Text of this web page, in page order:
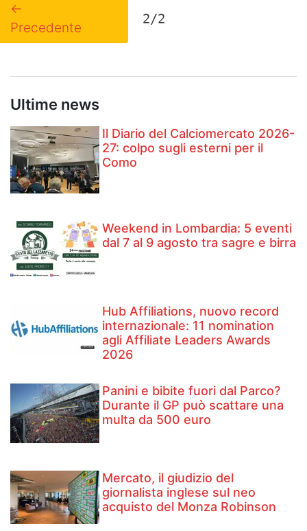
←
Precedente
2/2
Ultime news
Il Diario del Calciomercato 2026-
27: colpo sugli esterni per il
Como
Weekend in Lombardia: 5 eventi
dal 7 al 9 agosto tra sagre e birra
Hub Affiliations, nuovo record
internazionale: 11 nomination
agli Affiliate Leaders Awards
2026
Panini e bibite fuori dal Parco?
Durante il GP può scattare una
multa da 500 euro
Mercato, il giudizio del
giornalista inglese sul neo
acquisto del Monza Robinson